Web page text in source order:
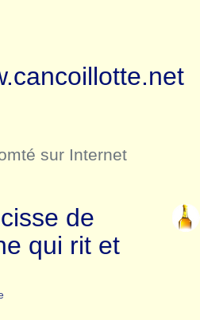
sur Internet
de
qui rit et